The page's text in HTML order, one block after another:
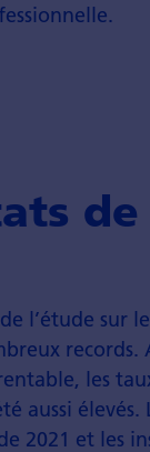
l’étude sur
records.
les
aussi élevés.
2021 et les